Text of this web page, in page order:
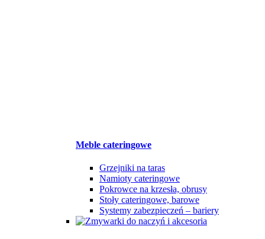
Meble cateringowe
Grzejniki na taras
Namioty cateringowe
Pokrowce na krzesła, obrusy
Stoły cateringowe, barowe
Systemy zabezpieczeń – bariery